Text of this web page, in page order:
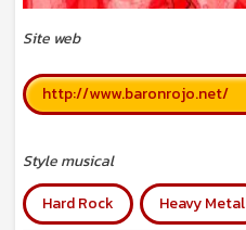
Site web
http://www.baronrojo.net/
Style musical
Hard Rock
Heavy Metal